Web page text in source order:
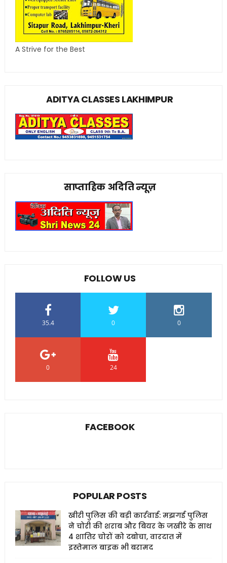
A Strive for the Best
ADITYA CLASSES LAKHIMPUR
साप्ताहिक अदिति न्यूज़
FOLLOW US
35.4 0 0
0 24
FACEBOOK
POPULAR POSTS
खीरी पुलिस की बड़ी कार्रवाई: मझगई पुलिस
ने चोरी की शराब और बियर के जखीरे के साथ
4 शातिर चोरों को दबोचा, वारदात में
इस्तेमाल बाइक भी बरामद